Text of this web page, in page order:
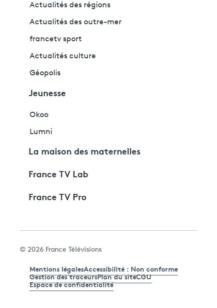
Actualités des régions
Actualités des outre-mer
francetv sport
Actualités culture
Géopolis
Jeunesse
Okoo
Lumni
La maison des maternelles
France TV Lab
France TV Pro
© 2026 France Télévisions
Mentions légalesAccessibilité : Non conforme
Gestion des traceursPlan du siteCGU
Espace de confidentialité